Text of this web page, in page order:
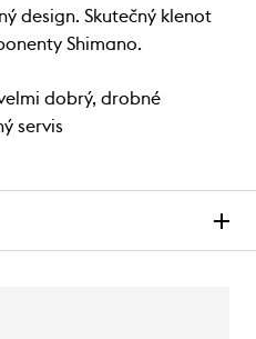
design. Skutečný klenot
Shimano.
dobrý, drobné
servis